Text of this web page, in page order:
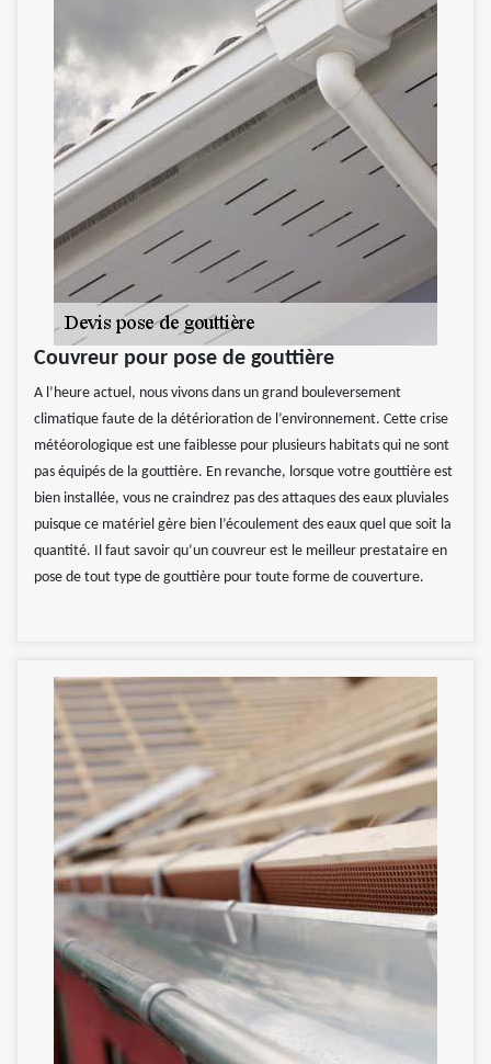
Couvreur pour pose de gouttière
A l’heure actuel, nous vivons dans un grand bouleversement
climatique faute de la détérioration de l’environnement. Cette crise
météorologique est une faiblesse pour plusieurs habitats qui ne sont
pas équipés de la gouttière. En revanche, lorsque votre gouttière est
bien installée, vous ne craindrez pas des attaques des eaux pluviales
puisque ce matériel gère bien l’écoulement des eaux quel que soit la
quantité. Il faut savoir qu’un couvreur est le meilleur prestataire en
pose de tout type de gouttière pour toute forme de couverture.